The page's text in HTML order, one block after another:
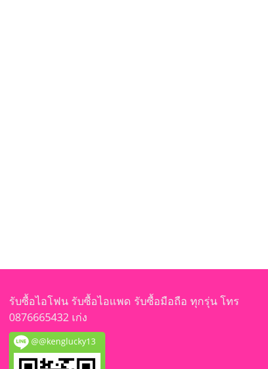
รับซื้อไอโฟน รับซื้อไอแพด รับซื้อมือถือ ทุกรุ่น โทร
0876665432 เก่ง
@@kenglucky13